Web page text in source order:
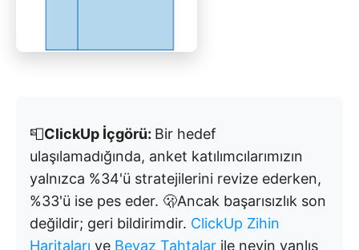
📮ClickUp İçgörü: Bir hedef
ulaşılamadığında, anket katılımcılarımızın
yalnızca %34'ü stratejilerini revize ederken,
%33'ü ise pes eder. 🫢Ancak başarısızlık son
değildir; geri bildirimdir. ClickUp Zihin
Haritaları ve Beyaz Tahtalar ile neyin yanlış